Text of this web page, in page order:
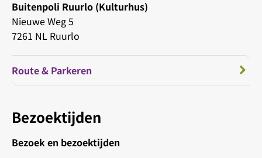
Buitenpoli Ruurlo (Kulturhus)
Nieuwe Weg 5
7261 NL Ruurlo
Route & Parkeren
Bezoektijden
Bezoek en bezoektijden